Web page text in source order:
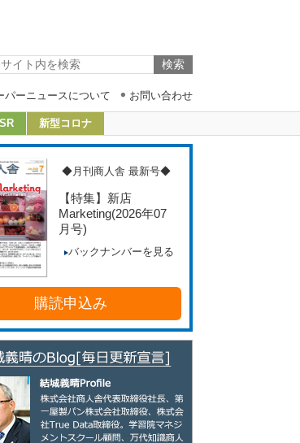
パーニュースについて お問い合わせ
新型コロナ
◆月刊商人舎 最新号◆
【特集】新店
Marketing(2026年07
月号)
バックナンバーを見る
購読申込み